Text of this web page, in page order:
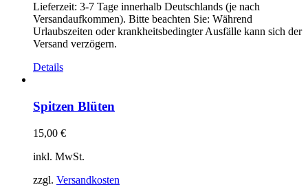
Lieferzeit: 3-7 Tage innerhalb Deutschlands (je nach
Versandaufkommen). Bitte beachten Sie: Während
Urlaubszeiten oder krankheitsbedingter Ausfälle kann sich der
Versand verzögern.
Details
Spitzen Blüten
15,00 €
inkl. MwSt.
zzgl. Versandkosten